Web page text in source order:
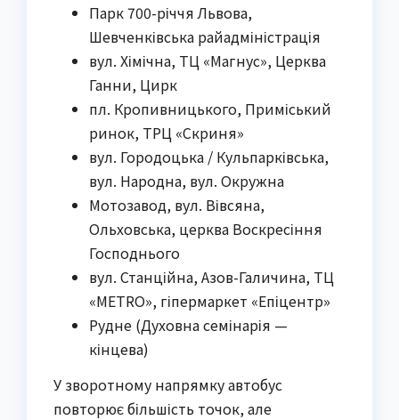
Парк 700-річчя Львова,
Шевченківська райадміністрація
вул. Хімічна, ТЦ «Магнус», Церква
Ганни, Цирк
пл. Кропивницького, Приміський
ринок, ТРЦ «Скриня»
вул. Городоцька / Кульпарківська,
вул. Народна, вул. Окружна
Мотозавод, вул. Вівсяна,
Ольховська, церква Воскресіння
Господнього
вул. Станційна, Азов-Галичина, ТЦ
«METRO», гіпермаркет «Епіцентр»
Рудне (Духовна семінарія —
кінцева)
У зворотному напрямку автобус
повторює більшість точок, але